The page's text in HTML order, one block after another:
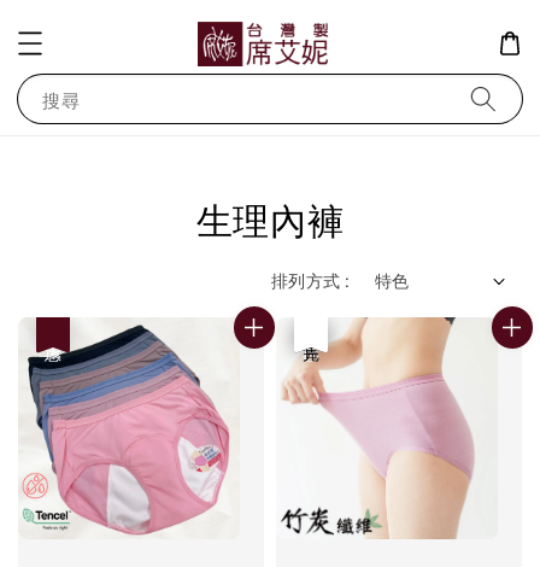
搜尋
生理內褲
排列方式 :